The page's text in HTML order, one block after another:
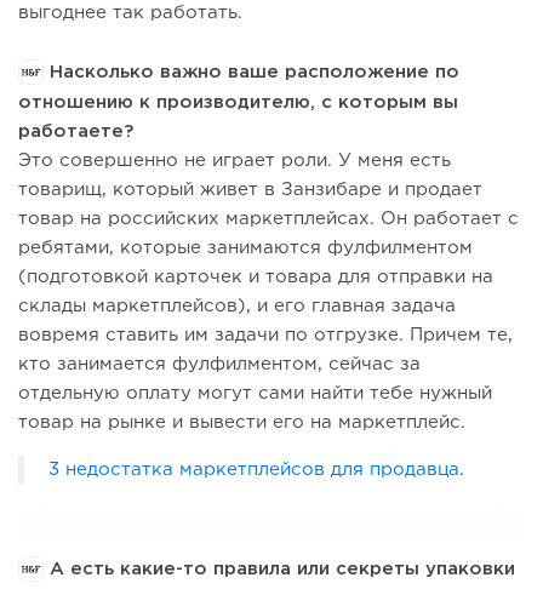
выгоднее так работать.
Насколько важно ваше расположение по
отношению к производителю, с которым вы
работаете?
Это совершенно не играет роли. У меня есть
товарищ, который живет в Занзибаре и продает
товар на российских маркетплейсах. Он работает с
ребятами, которые занимаются фулфилментом
(подготовкой карточек и товара для отправки на
склады маркетплейсов), и его главная задача
вовремя ставить им задачи по отгрузке. Причем те,
кто занимается фулфилментом, сейчас за
отдельную оплату могут сами найти тебе нужный
товар на рынке и вывести его на маркетплейс.
3 недостатка маркетплейсов для продавца.
А есть какие-то правила или секреты упаковки